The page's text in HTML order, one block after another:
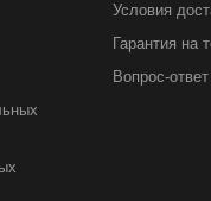
Условия
Гарантия на
Вопрос-ответ